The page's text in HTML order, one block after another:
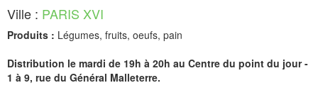
Ville : PARIS XVI
Produits : Légumes, fruits, oeufs, pain
Distribution le mardi de 19h à 20h au Centre du point du jour -
1 à 9, rue du Général Malleterre.